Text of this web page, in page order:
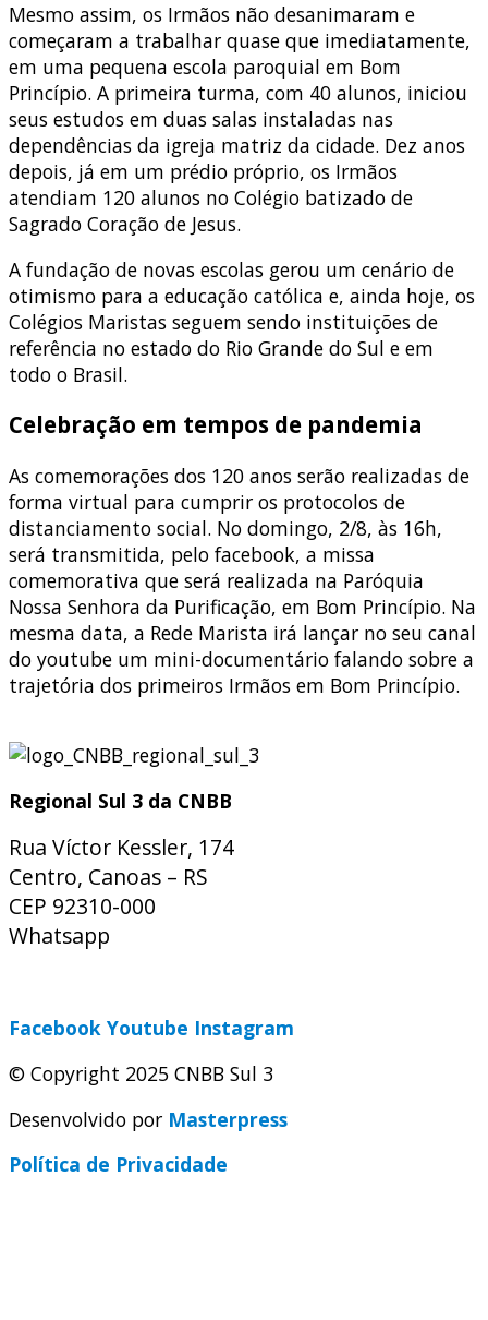
Mesmo assim, os Irmãos não desanimaram e
começaram a trabalhar quase que imediatamente,
em uma pequena escola paroquial em Bom
Princípio. A primeira turma, com 40 alunos, iniciou
seus estudos em duas salas instaladas nas
dependências da igreja matriz da cidade. Dez anos
depois, já em um prédio próprio, os Irmãos
atendiam 120 alunos no Colégio batizado de
Sagrado Coração de Jesus.
A fundação de novas escolas gerou um cenário de
otimismo para a educação católica e, ainda hoje, os
Colégios Maristas seguem sendo instituições de
referência no estado do Rio Grande do Sul e em
todo o Brasil.
Celebração em tempos de pandemia
As comemorações dos 120 anos serão realizadas de
forma virtual para cumprir os protocolos de
distanciamento social. No domingo, 2/8, às 16h,
será transmitida, pelo facebook, a missa
comemorativa que será realizada na Paróquia
Nossa Senhora da Purificação, em Bom Princípio. Na
mesma data, a Rede Marista irá lançar no seu canal
do youtube um mini-documentário falando sobre a
trajetória dos primeiros Irmãos em Bom Princípio.
Regional Sul 3 da CNBB
Rua Víctor Kessler, 174
Centro, Canoas – RS
CEP 92310-000
Whatsapp
Facebook Youtube Instagram
© Copyright 2025 CNBB Sul 3
Desenvolvido por Masterpress
Política de Privacidade